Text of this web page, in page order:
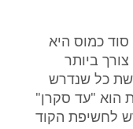
סוד כמוס היא
ביותר
כל שנדרש
הוא "עד סקרן"
לחשיפת הקוד